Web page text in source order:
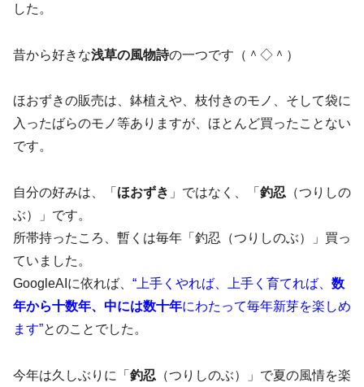
した。
昔から好きな浅草の風物詩の一つです（＾◇＾）
ほおずきの販売は、鉢植えや、枝付きのモノ、そして袋に
入ったばらのモノ等ありますが、ほとんど買ったことない
です。
自分の好みは、「 ほおずき 」ではなく、「 釣忍 （つりしの
ぶ）」です。
所帯持ったころ、暫くは毎年「釣忍（つりしのぶ）」買っ
ていました。
GoogleAIに依れば、 “上手くやれば、上手く育てれば、 数
年から十数年、中には数十年にわたって毎年新芽を楽しめ
ます”とのことでした。
今年は久しぶりに「 釣忍 （つりしのぶ）」で夏の風情を楽